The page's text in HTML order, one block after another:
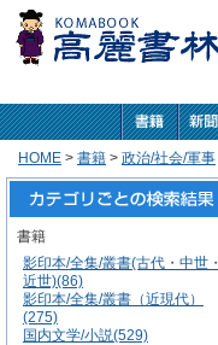
HOME > 書籍 > 政治/社会/軍事
書籍
影印本/全集/叢書(古代・中世・
近世)(86)
影印本/全集/叢書（近現代）
(275)
国内文学/小説(529)